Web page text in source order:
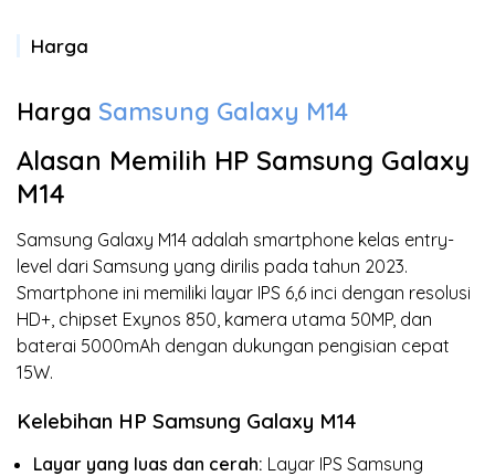
Harga
Harga Samsung Galaxy M14
Alasan Memilih HP Samsung Galaxy
M14
Samsung Galaxy M14 adalah smartphone kelas entry-
level dari Samsung yang dirilis pada tahun 2023.
Smartphone ini memiliki layar IPS 6,6 inci dengan resolusi
HD+, chipset Exynos 850, kamera utama 50MP, dan
baterai 5000mAh dengan dukungan pengisian cepat
15W.
Kelebihan HP Samsung Galaxy M14
Layar yang luas dan cerah: Layar IPS Samsung